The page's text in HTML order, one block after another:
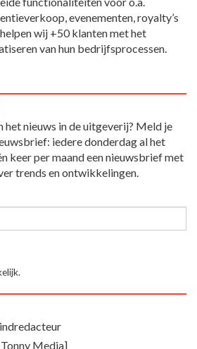
evenementen, royalty’s
wij +50 klanten met het
van hun bedrijfsprocessen.
het nieuws in de uitgeverij? Meld je
iedere donderdag al het
keer per maand een nieuwsbrief met
trends en ontwikkelingen.
Media]